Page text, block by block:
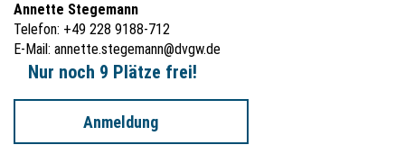
Annette Stegemann
Telefon: +49 228 9188-712
E-Mail: annette.stegemann@dvgw.de
Nur noch 9 Plätze frei!
Anmeldung